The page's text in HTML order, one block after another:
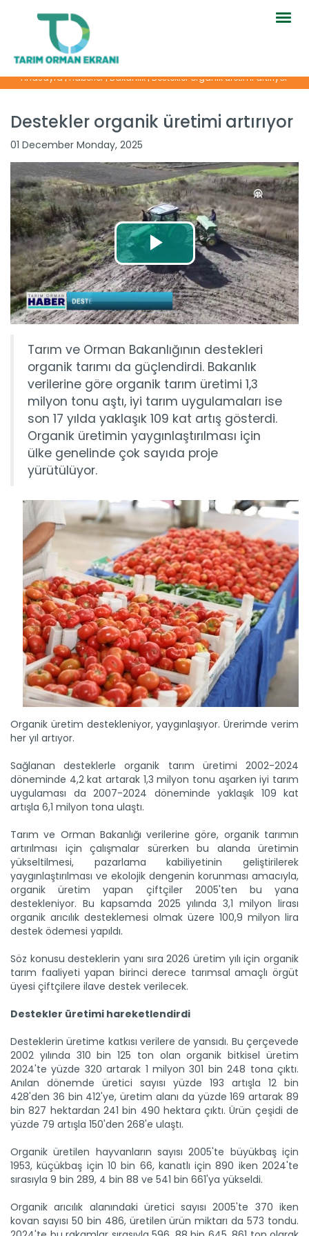
Anasayfa|Haberler|Bakanlık|Destekler organik üretimi artırıyor
Destekler organik üretimi artırıyor
01 December Monday, 2025
Tarım ve Orman Bakanlığının destekleri
organik tarımı da güçlendirdi. Bakanlık
verilerine göre organik tarım üretimi 1,3
milyon tonu aştı, iyi tarım uygulamaları ise
son 17 yılda yaklaşık 109 kat artış gösterdi.
Organik üretimin yaygınlaştırılması için
ülke genelinde çok sayıda proje
yürütülüyor.
Organik üretim destekleniyor, yaygınlaşıyor. Ürerimde verim
her yıl artıyor.
Sağlanan desteklerle organik tarım üretimi 2002-2024
döneminde 4,2 kat artarak 1,3 milyon tonu aşarken iyi tarım
uygulaması da 2007-2024 döneminde yaklaşık 109 kat
artışla 6,1 milyon tona ulaştı.
Tarım ve Orman Bakanlığı verilerine göre, organik tarımın
artırılması için çalışmalar sürerken bu alanda üretimin
yükseltilmesi, pazarlama kabiliyetinin geliştirilerek
yaygınlaştırılması ve ekolojik dengenin korunması amacıyla,
organik üretim yapan çiftçiler 2005'ten bu yana
destekleniyor. Bu kapsamda 2025 yılında 3,1 milyon lirası
organik arıcılık desteklemesi olmak üzere 100,9 milyon lira
destek ödemesi yapıldı.
Söz konusu desteklerin yanı sıra 2026 üretim yılı için organik
tarım faaliyeti yapan birinci derece tarımsal amaçlı örgüt
üyesi çiftçilere ilave destek verilecek.
Destekler üretimi hareketlendirdi
Desteklerin üretime katkısı verilere de yansıdı. Bu çerçevede
2002 yılında 310 bin 125 ton olan organik bitkisel üretim
2024'te yüzde 320 artarak 1 milyon 301 bin 248 tona çıktı.
Anılan dönemde üretici sayısı yüzde 193 artışla 12 bin
428'den 36 bin 412'ye, üretim alanı da yüzde 169 artarak 89
bin 827 hektardan 241 bin 490 hektara çıktı. Ürün çeşidi de
yüzde 79 artışla 150'den 268'e ulaştı.
Organik üretilen hayvanların sayısı 2005'te büyükbaş için
1953, küçükbaş için 10 bin 66, kanatlı için 890 iken 2024'te
sırasıyla 9 bin 289, 4 bin 88 ve 541 bin 661'ya yükseldi.
Organik arıcılık alanındaki üretici sayısı 2005'te 370 iken
kovan sayısı 50 bin 486, üretilen ürün miktarı da 573 tondu.